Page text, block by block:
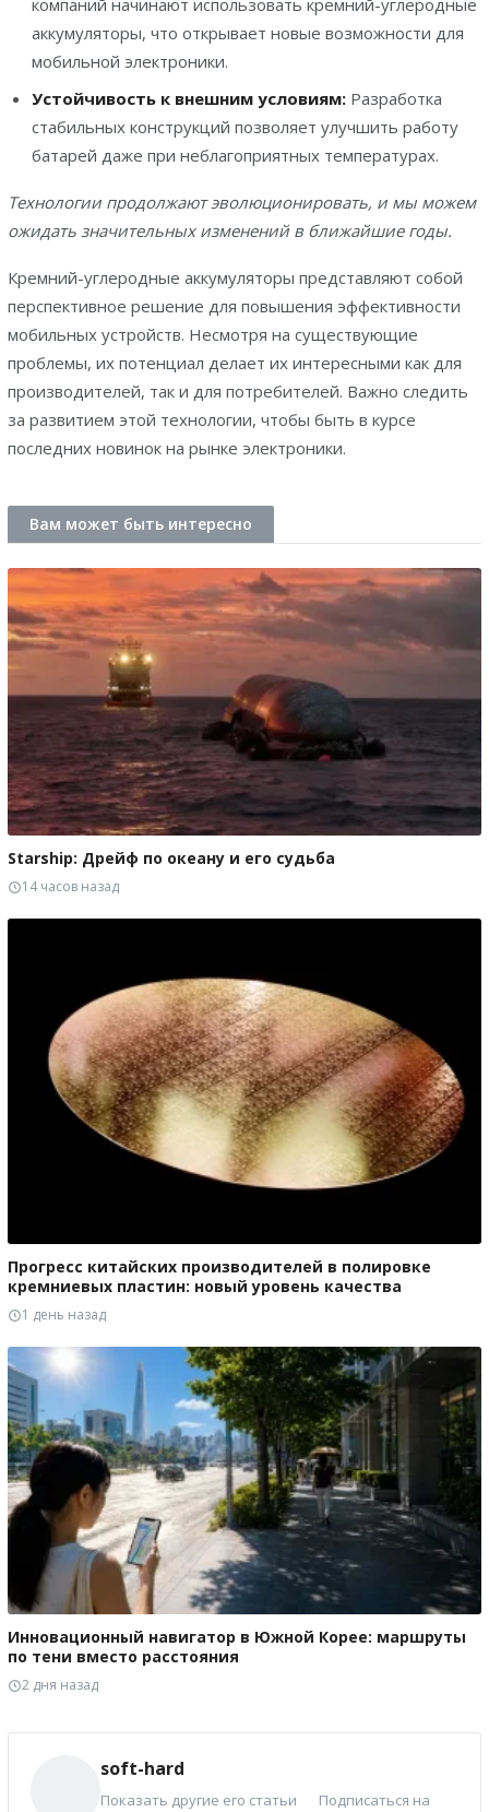
компаний начинают использовать кремний-углеродные
аккумуляторы, что открывает новые возможности для
мобильной электроники.
Устойчивость к внешним условиям:Разработка
стабильных конструкций позволяет улучшить работу
батарей даже при неблагоприятных температурах.
Технологии продолжают эволюционировать, и мы можем
ожидать значительных изменений в ближайшие годы.
Кремний-углеродные аккумуляторы представляют собой
перспективное решение для повышения эффективности
мобильных устройств. Несмотря на существующие
проблемы, их потенциал делает их интересными как для
производителей, так и для потребителей. Важно следить
за развитием этой технологии, чтобы быть в курсе
последних новинок на рынке электроники.
Вам может быть интересно
Starship: Дрейф по океану и его судьба
14 часов назад
Прогресс китайских производителей в полировке
кремниевых пластин: новый уровень качества
1 день назад
Инновационный навигатор в Южной Корее: маршруты
по тени вместо расстояния
2 дня назад
soft-hard
Показать другие его статьи
Подписаться на